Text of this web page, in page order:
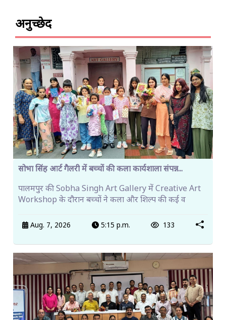
अनुच्छेद
सोभा सिंह आर्ट गैलरी में बच्चों की कला कार्यशाला संपन्न...
पालमपुर की Sobha Singh Art Gallery में Creative Art
Workshop के दौरान बच्चों ने कला और शिल्प की कई व
Aug. 7, 2026 5:15 p.m. 133